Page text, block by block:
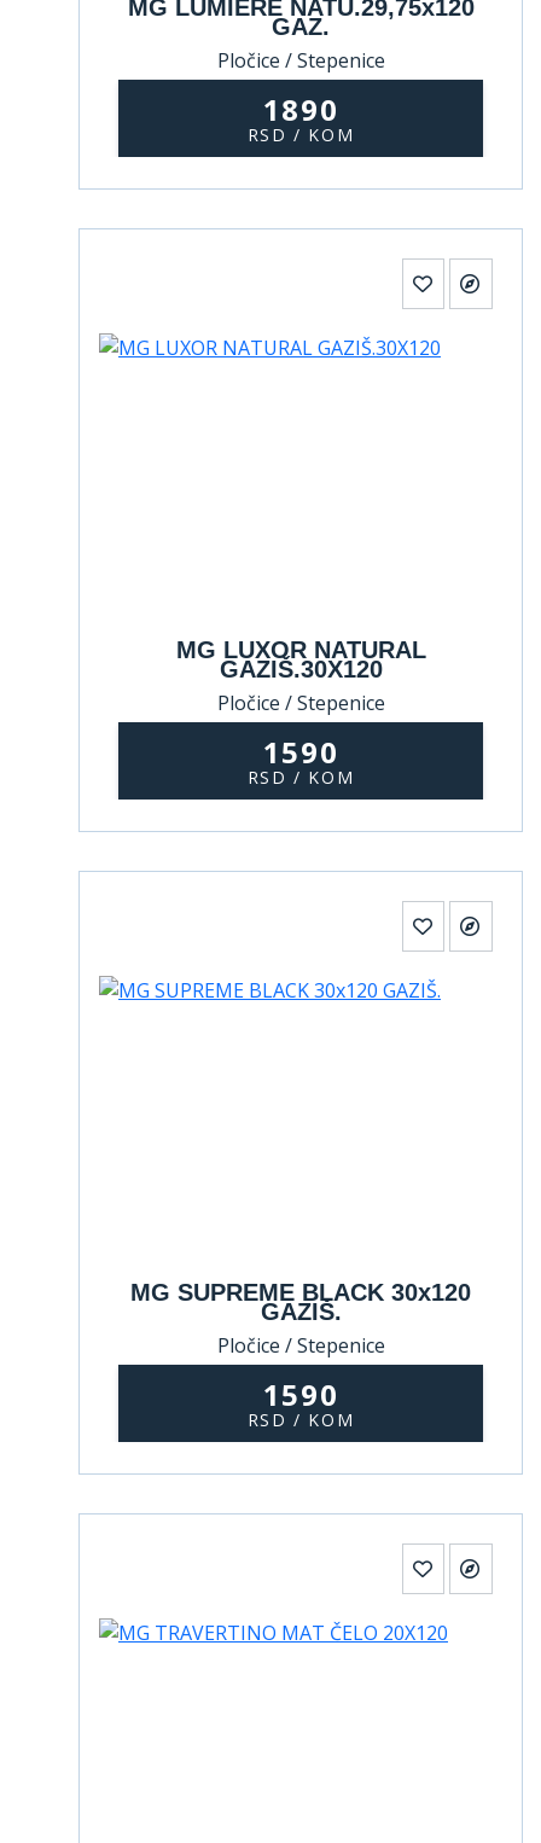
MG LUMIERE NATU.29,75x120
GAZ.
Pločice / Stepenice
1890
RSD / KOM
MG LUXOR NATURAL
GAZIŠ.30X120
Pločice / Stepenice
1590
RSD / KOM
MG SUPREME BLACK 30x120
GAZIŠ.
Pločice / Stepenice
1590
RSD / KOM